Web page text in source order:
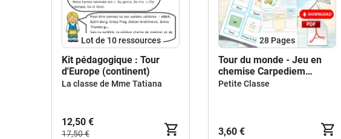
Lot de 10 ressources
Kit pédagogique : Tour
d'Europe (continent)
La classe de Mme Tatiana
12,50 €
17,50 €
28 Pages
Tour du monde - Jeu en
chemise Carpediem
Education
Petite Classe
3,60 €